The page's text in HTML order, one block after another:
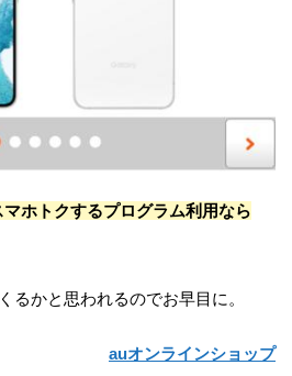
ホトクするプログラム利用なら
るかと思われるのでお早目に。
auオンラインショップ